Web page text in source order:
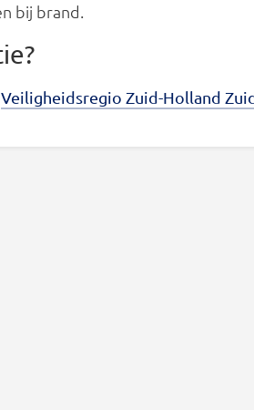
bij brand.
Veiligheidsregio Zuid-Holland